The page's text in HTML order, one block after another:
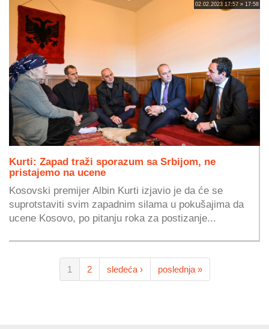
02.02.2023 17:57 » 17:58
Kurti: Zapad traži sporazum sa Srbijom, ne
pristajemo na ucene
Kosovski premijer Albin Kurti izjavio je da će se
suprotstaviti svim zapadnim silama u pokušajima da
ucene Kosovo, po pitanju roka za postizanje...
1 2 sledeća › poslednja »